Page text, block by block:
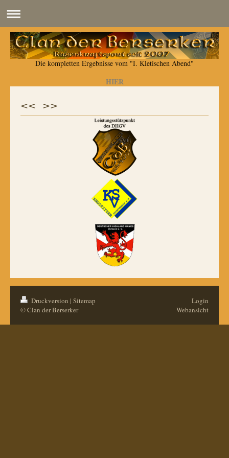
Die kompletten Ergebnisse vom "I. Kletischen Abend"
HIER
<< >>
Druckversion | Sitemap
© Clan der Berserker
Login
Webansicht